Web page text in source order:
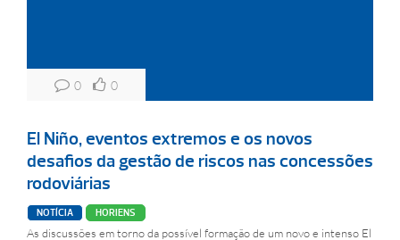
0 0
El Niño, eventos extremos e os novos
desafios da gestão de riscos nas concessões
rodoviárias
NOTÍCIA HORIENS
As discussões em torno da possível formação de um novo e intenso El